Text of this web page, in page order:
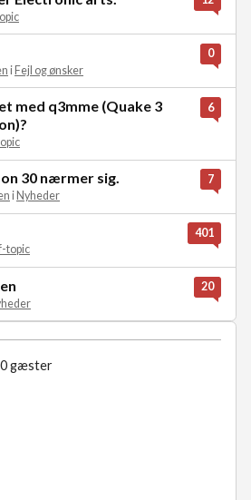
i Fejl og ønsker
0
med q3mme (Quake 3
6
30 nærmer sig.
i Nyheder
7
topic
401
20
0 gæster